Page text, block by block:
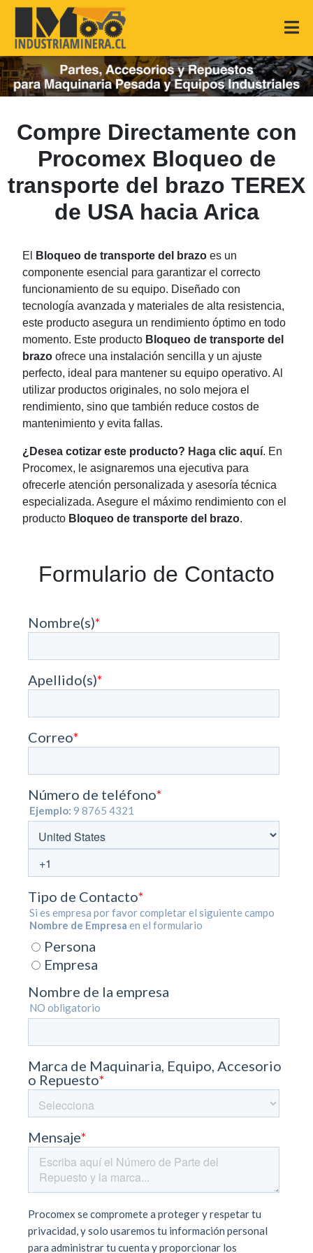
Compre Directamente con
Procomex Bloqueo de
transporte del brazo TEREX
de USA hacia Arica
El Bloqueo de transporte del brazo es un
componente esencial para garantizar el correcto
funcionamiento de su equipo. Diseñado con
tecnología avanzada y materiales de alta resistencia,
este producto asegura un rendimiento óptimo en todo
momento. Este producto Bloqueo de transporte del
brazo ofrece una instalación sencilla y un ajuste
perfecto, ideal para mantener su equipo operativo. Al
utilizar productos originales, no solo mejora el
rendimiento, sino que también reduce costos de
mantenimiento y evita fallas.
¿Desea cotizar este producto? Haga clic aquí. En
Procomex, le asignaremos una ejecutiva para
ofrecerle atención personalizada y asesoría técnica
especializada. Asegure el máximo rendimiento con el
producto Bloqueo de transporte del brazo.
Formulario de Contacto